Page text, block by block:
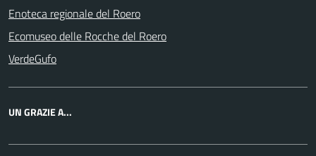
Enoteca regionale del Roero
Ecomuseo delle Rocche del Roero
VerdeGufo
UN GRAZIE A...